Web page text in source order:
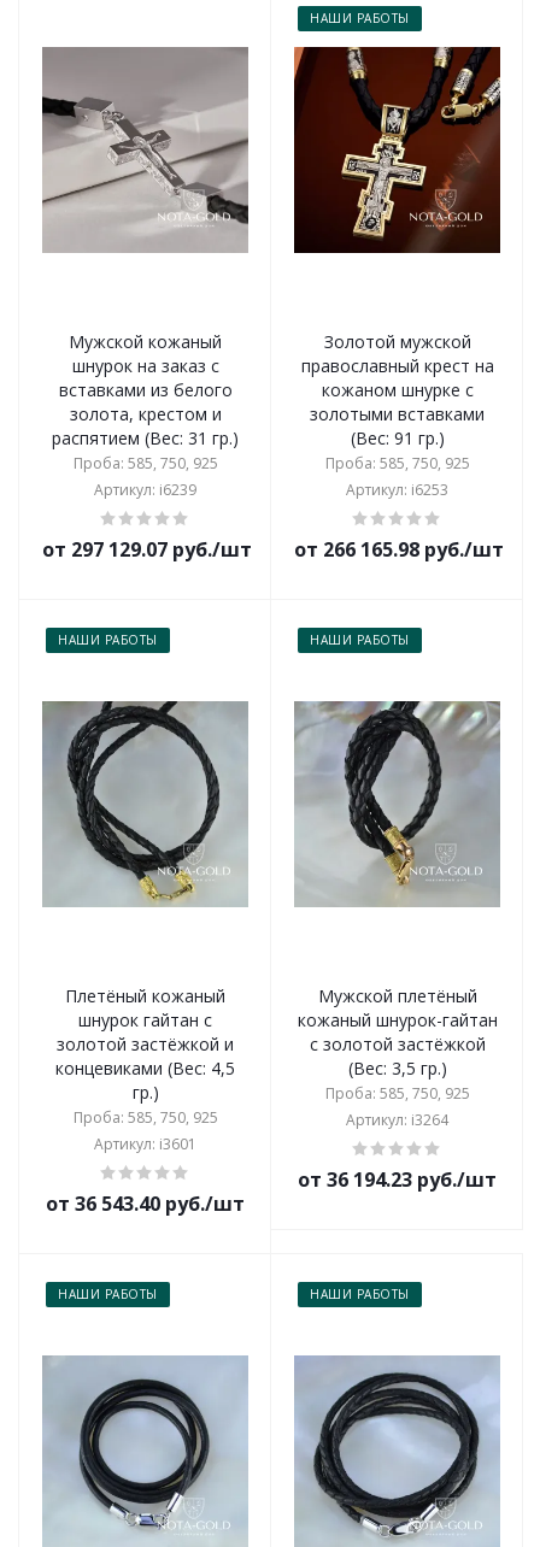
Мужской кожаный
шнурок на заказ с
вставками из белого
золота, крестом и
распятием (Вес: 31 гр.)
Проба: 585, 750, 925
Артикул: i6239
от 297 129.07 руб./шт
НАШИ РАБОТЫ
Золотой мужской
православный крест на
кожаном шнурке с
золотыми вставками
(Вес: 91 гр.)
Проба: 585, 750, 925
Артикул: i6253
от 266 165.98 руб./шт
НАШИ РАБОТЫ
Плетёный кожаный
шнурок гайтан с
золотой застёжкой и
концевиками (Вес: 4,5
гр.)
Проба: 585, 750, 925
Артикул: i3601
от 36 543.40 руб./шт
НАШИ РАБОТЫ
Мужской плетёный
кожаный шнурок-гайтан
с золотой застёжкой
(Вес: 3,5 гр.)
Проба: 585, 750, 925
Артикул: i3264
от 36 194.23 руб./шт
НАШИ РАБОТЫ НАШИ РАБОТЫ